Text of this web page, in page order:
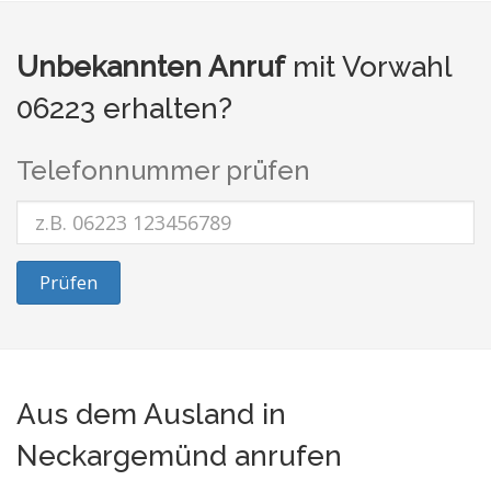
Unbekannten Anrufmit Vorwahl
06223 erhalten?
Telefonnummer prüfen
Prüfen
Aus dem Ausland in
Neckargemünd anrufen